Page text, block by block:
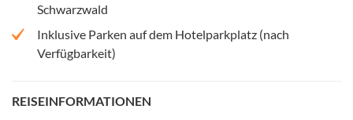
Schwarzwald
Inklusive Parken auf dem Hotelparkplatz (nach
Verfügbarkeit)
REISEINFORMATIONEN